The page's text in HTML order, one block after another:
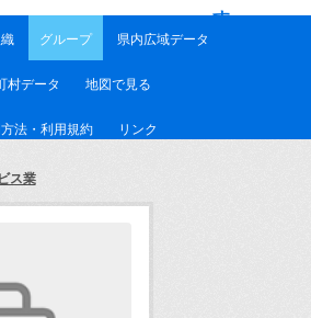
す
グループ 県内広域データ
村データ 地図で見る
法・利用規約 リンク
ス業